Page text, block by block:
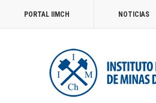
PORTAL IIMCH NOTICIAS